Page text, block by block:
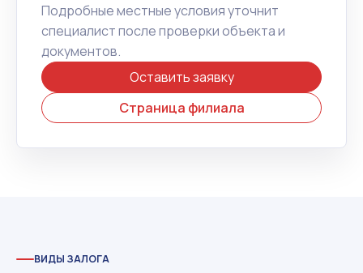
Подробные местные условия уточнит
специалист после проверки объекта и
документов.
Оставить заявку
Страница филиала
ВИДЫ ЗАЛОГА